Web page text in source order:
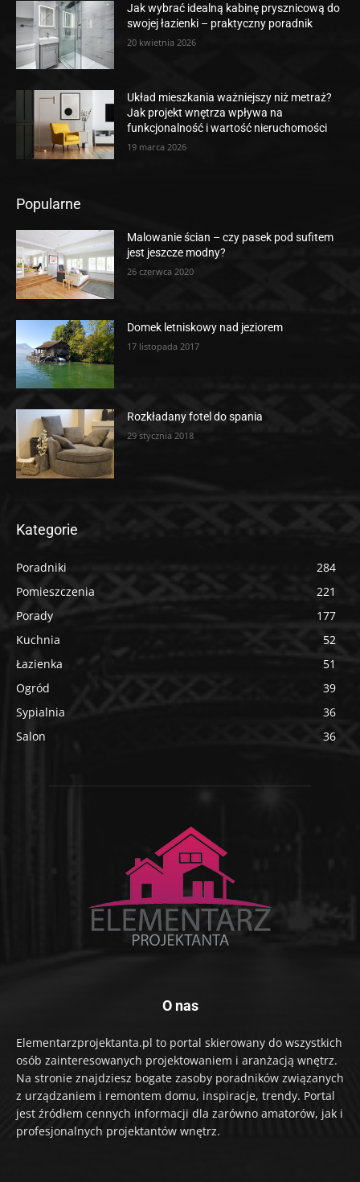
Jak wybrać idealną kabinę prysznicową do
swojej łazienki – praktyczny poradnik
20 kwietnia 2026
Układ mieszkania ważniejszy niż metraż?
Jak projekt wnętrza wpływa na
funkcjonalność i wartość nieruchomości
19 marca 2026
Popularne
Malowanie ścian – czy pasek pod sufitem
jest jeszcze modny?
26 czerwca 2020
Domek letniskowy nad jeziorem
17 listopada 2017
Rozkładany fotel do spania
29 stycznia 2018
Kategorie
Poradniki
284
Pomieszczenia
221
Porady
177
Kuchnia
52
Łazienka
51
Ogród
39
Sypialnia
36
Salon
36
O nas
Elementarzprojektanta.pl to portal skierowany do wszystkich
osób zainteresowanych projektowaniem i aranżacją wnętrz.
Na stronie znajdziesz bogate zasoby poradników związanych
z urządzaniem i remontem domu, inspiracje, trendy. Portal
jest źródłem cennych informacji dla zarówno amatorów, jak i
profesjonalnych projektantów wnętrz.